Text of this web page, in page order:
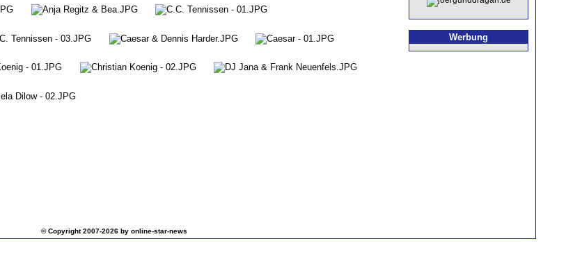
Werbung
© Copyright 2007-2026 by online-star-news